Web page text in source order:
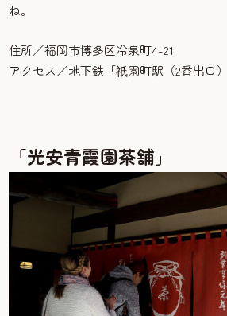
ね。
住所／福岡市博多区冷泉町4-21
アクセス／地下鉄「祇園町駅（2番出口
「光安青霞園茶舗」